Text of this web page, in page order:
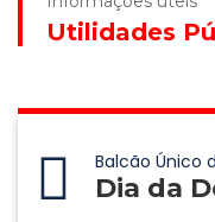
Utilidades
Balcão Único
Dia da